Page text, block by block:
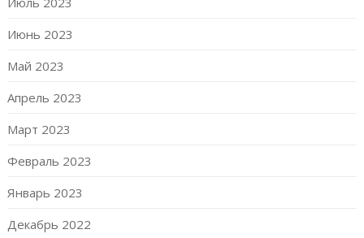
Июнь 2023
Май 2023
Апрель 2023
Март 2023
Февраль 2023
Январь 2023
Декабрь 2022